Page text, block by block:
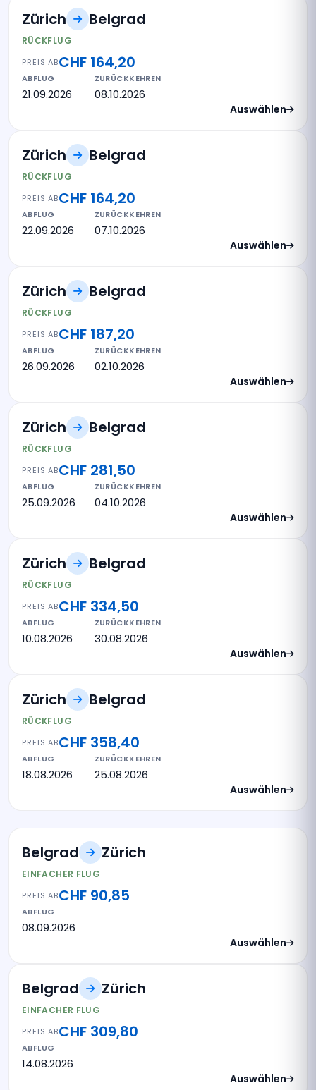
Zürich Belgrad
RÜCKFLUG
PREIS ABCHF 164,20
ABFLUG
21.09.2026
ZURÜCKKEHREN
08.10.2026
Auswählen
Zürich Belgrad
RÜCKFLUG
PREIS ABCHF 164,20
ABFLUG
22.09.2026
ZURÜCKKEHREN
07.10.2026
Auswählen
Zürich Belgrad
RÜCKFLUG
PREIS ABCHF 187,20
ABFLUG
26.09.2026
ZURÜCKKEHREN
02.10.2026
Auswählen
Zürich Belgrad
RÜCKFLUG
PREIS ABCHF 281,50
ABFLUG
25.09.2026
ZURÜCKKEHREN
04.10.2026
Auswählen
Zürich Belgrad
RÜCKFLUG
PREIS ABCHF 334,50
ABFLUG
10.08.2026
ZURÜCKKEHREN
30.08.2026
Auswählen
Zürich Belgrad
RÜCKFLUG
PREIS ABCHF 358,40
ABFLUG
18.08.2026
ZURÜCKKEHREN
25.08.2026
Auswählen
Belgrad Zürich
EINFACHER FLUG
PREIS ABCHF 90,85
ABFLUG
08.09.2026
Auswählen
Belgrad Zürich
EINFACHER FLUG
PREIS ABCHF 309,80
ABFLUG
14.08.2026
Auswählen